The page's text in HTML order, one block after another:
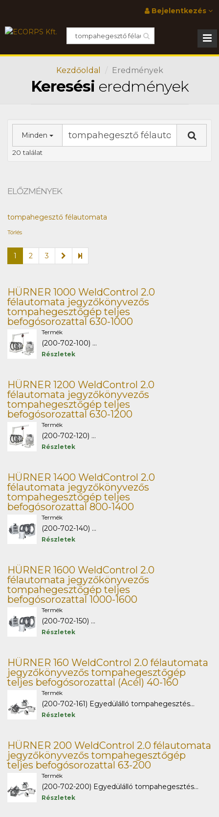
Bejelentkezés
Kezdőoldal Eredmények
Keresési eredmények
Minden
20 találat
ELŐZMÉNYEK
tompahegesztő félautomata
Törlés
1 2 3
HÜRNER 1000 WeldControl 2.0
félautomata jegyzőkönyvezős
tompahegesztőgép teljes
befogósorozattal 630-1000
Termék
(200-702-100) ...
Részletek
HÜRNER 1200 WeldControl 2.0
félautomata jegyzőkönyvezős
tompahegesztőgép teljes
befogósorozattal 630-1200
Termék
(200-702-120) ...
Részletek
HÜRNER 1400 WeldControl 2.0
félautomata jegyzőkönyvezős
tompahegesztőgép teljes
befogósorozattal 800-1400
Termék
(200-702-140) ...
Részletek
HÜRNER 1600 WeldControl 2.0
félautomata jegyzőkönyvezős
tompahegesztőgép teljes
befogósorozattal 1000-1600
Termék
(200-702-150) ...
Részletek
HÜRNER 160 WeldControl 2.0 félautomata
jegyzőkönyvezős tompahegesztőgép
teljes befogósorozattal (Acél) 40-160
Termék
(200-702-161) Egyedülálló tompahegesztés...
Részletek
HÜRNER 200 WeldControl 2.0 félautomata
jegyzőkönyvezős tompahegesztőgép
teljes befogósorozattal 63-200
Termék
(200-702-200) Egyedülálló tompahegesztés...
Részletek